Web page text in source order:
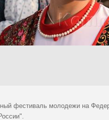
фестиваль молодежи на